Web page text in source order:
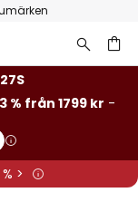
% från 1799 kr -
>